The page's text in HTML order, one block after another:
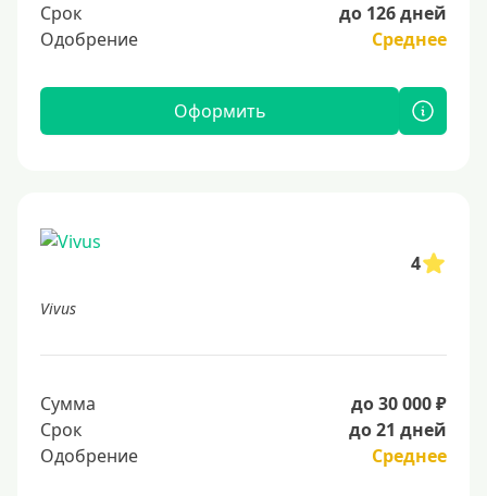
Срок
до 126 дней
Одобрение
Среднее
Оформить
4
Vivus
Сумма
до 30 000 ₽
Срок
до 21 дней
Одобрение
Среднее